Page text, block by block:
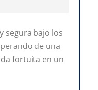
segura bajo los
de una
fortuita en un